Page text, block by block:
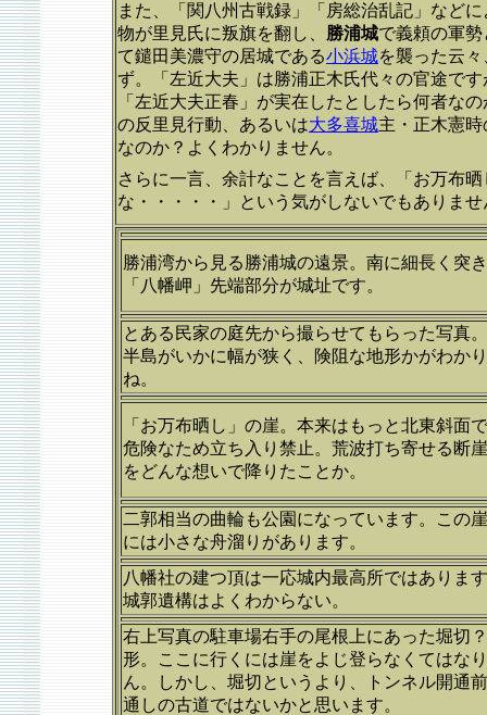
また、「関八州古戦録」「房総治乱記」など
物が里見氏に叛旗を翻し、 勝浦城で義頼の軍
て鑓田美濃守の居城である小浜城を襲った云
ず。「左近大夫」は勝浦正木氏代々の官途で
「左近大夫正春」が実在したとしたら何者な
の反里見行動、あるいは大多喜城主・正木憲
なのか？よくわかりません。
さらに一言、余計なことを言えば、「お万布
な・・・・・」という気がしないでもありま
勝浦湾から見る勝浦城の遠景。南に細長く突
「八幡岬」先端部分が城址です。
とある民家の庭先から撮らせてもらった写真
半島がいかに幅が狭く、険阻な地形かがわか
ね。
「お万布晒し」の崖。本来はもっと北東斜面
危険なため立ち入り禁止。荒波打ち寄せる断
をどんな想いで降りたことか。
二郭相当の曲輪も公園になっています。この
には小さな舟溜りがあります。
八幡社の建つ頂は一応城内最高所ではありま
城郭遺構はよくわからない。
右上写真の駐車場右手の尾根上にあった堀切
形。ここに行くには崖をよじ登らなくてはな
ん。しかし、堀切というより、トンネル開通
通しの古道ではないかと思います。